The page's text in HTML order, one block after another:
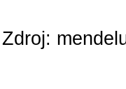
Zdroj: